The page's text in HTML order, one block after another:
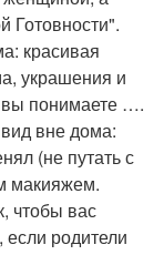
Готовности".
красивая
украшения и
вы понимаете ….
вне дома:
(не путать с
макияжем.
чтобы вас
родители